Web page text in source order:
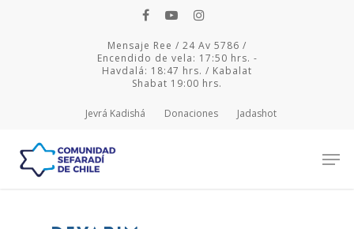
Mensaje Ree / 24 Av 5786 /
Encendido de vela: 17:50 hrs. -
Havdalá: 18:47 hrs. / Kabalat
Shabat 19:00 hrs.
Jevrá Kadishá Donaciones Jadashot